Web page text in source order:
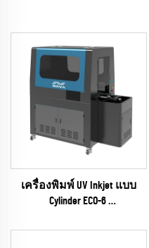
เครื่องพิมพ์ UV Inkjet แบบ
Cylinder ECO-6